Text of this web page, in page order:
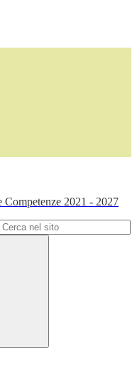
2021 - 2027